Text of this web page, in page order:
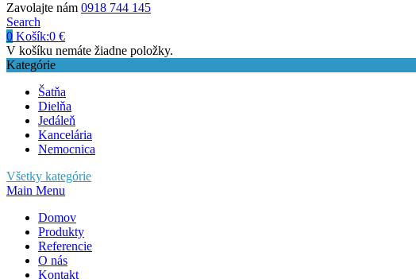
Zavolajte nám 0918 744 145
Search
0 Košík:0 €
V košíku nemáte žiadne položky.
Kategórie
Šatňa
Dielňa
Jedáleň
Kancelária
Nemocnica
Všetky kategórie
Main Menu
Domov
Produkty
Referencie
O nás
Kontakt